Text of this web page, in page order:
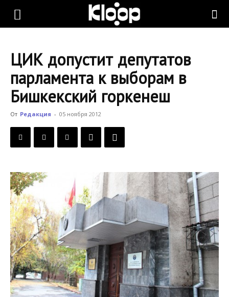
KLOOP.KG
Новости
Кыргызстана
ЦИК допустит депутатов
парламента к выборам в
Бишкекский горкенеш
От Редакция - 05 ноября 2012